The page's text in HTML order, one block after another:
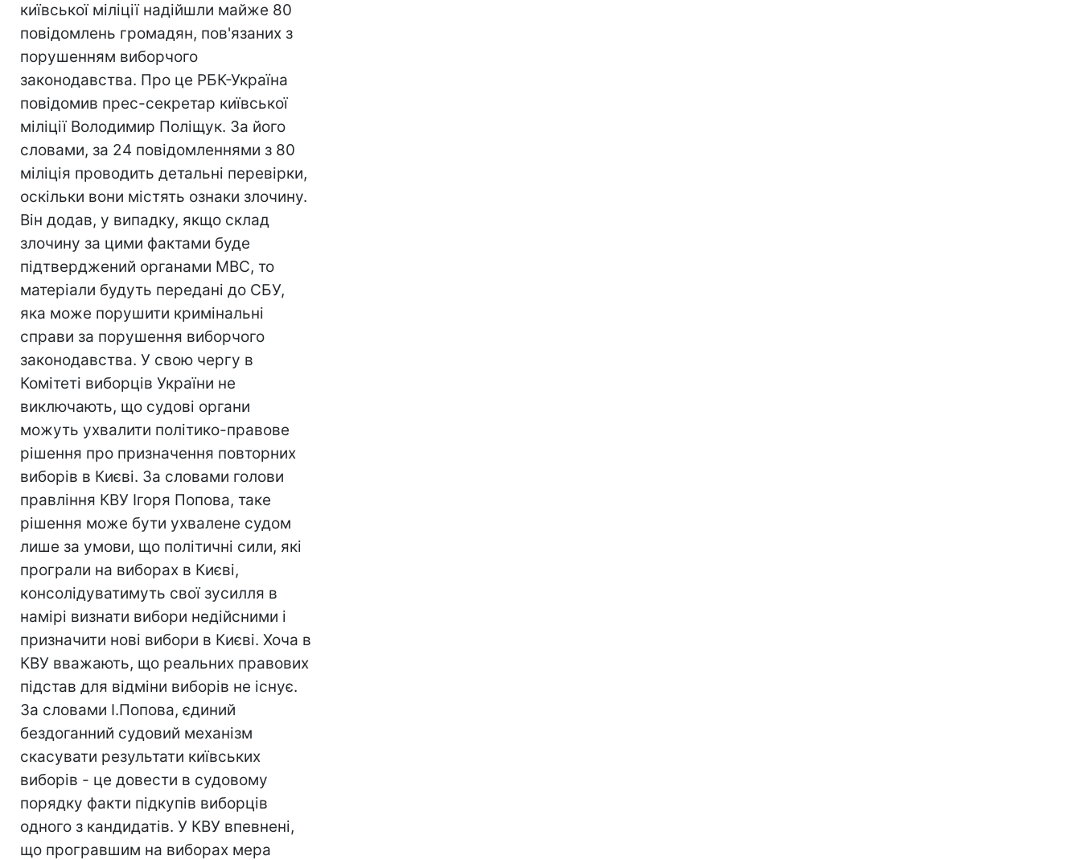
київської міліції надійшли майже 80
повідомлень громадян, пов'язаних з
порушенням виборчого
законодавства. Про це РБК-Україна
повідомив прес-секретар київської
міліції Володимир Поліщук. За його
словами, за 24 повідомленнями з 80
міліція проводить детальні перевірки,
оскільки вони містять ознаки злочину.
Він додав, у випадку, якщо склад
злочину за цими фактами буде
підтверджений органами МВС, то
матеріали будуть передані до СБУ,
яка може порушити кримінальні
справи за порушення виборчого
законодавства. У свою чергу в
Комітеті виборців України не
виключають, що судові органи
можуть ухвалити політико-правове
рішення про призначення повторних
виборів в Києві. За словами голови
правління КВУ Ігоря Попова, таке
рішення може бути ухвалене судом
лише за умови, що політичні сили, які
програли на виборах в Києві,
консолідуватимуть свої зусилля в
намірі визнати вибори недійсними і
призначити нові вибори в Києві. Хоча в
КВУ вважають, що реальних правових
підстав для відміни виборів не існує.
За словами І.Попова, єдиний
бездоганний судовий механізм
скасувати результати київських
виборів - це довести в судовому
порядку факти підкупів виборців
одного з кандидатів. У КВУ впевнені,
що програвшим на виборах мера